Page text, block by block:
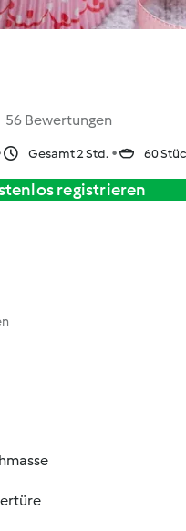
56 Bewertungen
Gesamt 2 Std. 60
registrieren